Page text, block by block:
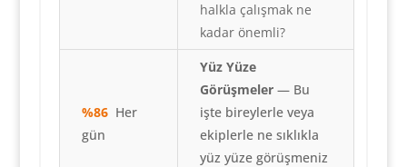
halkla çalışmak ne
kadar önemli?
%86Her
gün
Yüz Yüze
Görüşmeler— Bu
işte bireylerle veya
ekiplerle ne sıklıkla
yüz yüze görüşmeniz